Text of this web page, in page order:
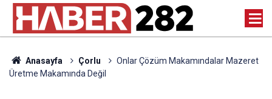
Anasayfa Çorlu
Onlar Çözüm Makamındalar Mazeret
Üretme Makamında Değil